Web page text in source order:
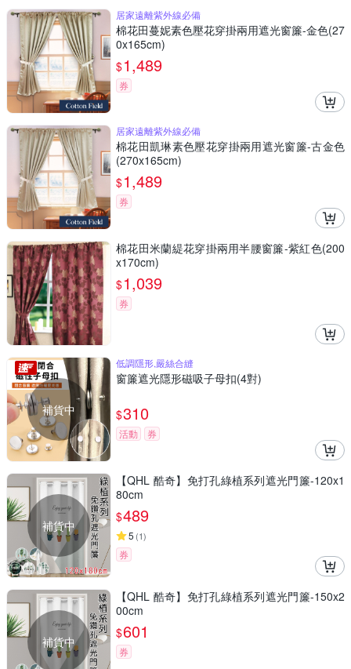
居家遠離紫外線必備
棉花田蔓妮素色壓花穿掛兩用遮光窗簾-金色(27
0x165cm)
$1,489
券
居家遠離紫外線必備
棉花田凱琳素色壓花穿掛兩用遮光窗簾-古金色
(270x165cm)
$1,489
券
棉花田米蘭緹花穿掛兩用半腰窗簾-紫紅色(200
x170cm)
$1,039
券
補貨中
低調隱形,嚴絲合縫
窗簾遮光隱形磁吸子母扣(4對)
$310
活動 券
補貨中
【QHL 酷奇】免打孔綠植系列遮光門簾-120x1
80cm
$489
5 (1)
券
補貨中
【QHL 酷奇】免打孔綠植系列遮光門簾-150x2
00cm
$601
券